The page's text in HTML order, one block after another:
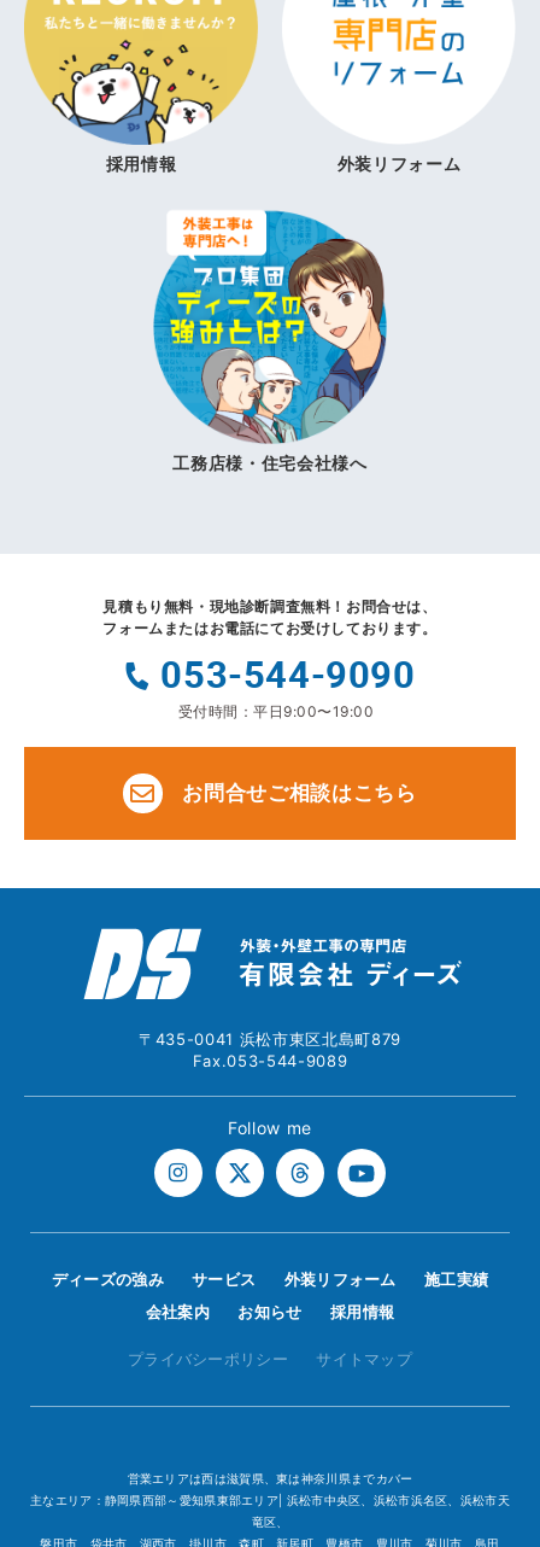
採用情報 外装リフォーム
工務店様・住宅会社様へ
見積もり無料・現地診断調査無料！ お問合せは、
フォームまたはお電話にてお受けしております。
053-544-9090
受付時間：平日9:00〜19:00
お問合せご相談はこちら
〒435-0041 浜松市東区北島町879
Fax.053-544-9089
Follow me
ディーズの強み サービス 外装リフォーム
施工実績
会社案内
お知らせ 採用情報
プライバシーポリシー サイトマップ
営業エリアは西は滋賀県、東は神奈川県までカバー
主なエリア：静岡県西部～愛知県東部エリア| 浜松市中央区、浜松市浜名区、浜松市天
竜区、